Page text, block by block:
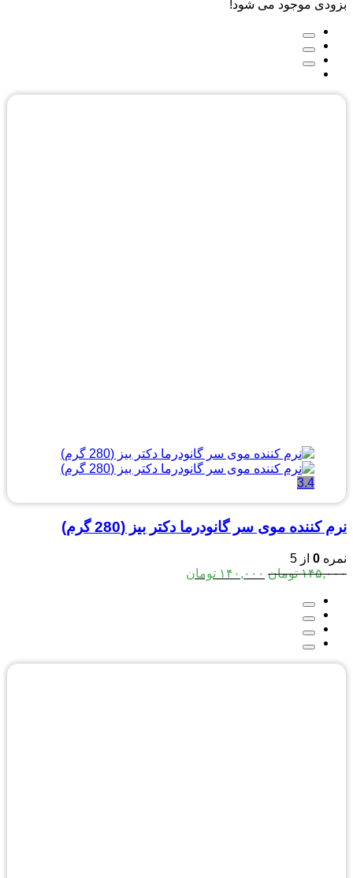
بزودی موجود می شود!
3.4
نرم کننده موی سر گانودرما دکتر بیز (280 گرم)
نمره 0 از 5
۱۴۵,۰۰۰ تومان قیمت
۱۴۰,۰۰۰ تومان